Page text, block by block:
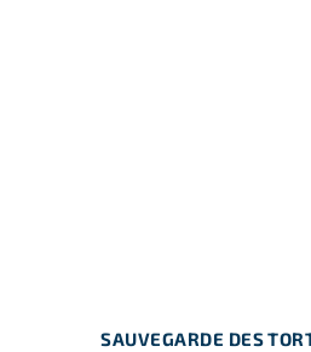
SAUVEGARDE DES